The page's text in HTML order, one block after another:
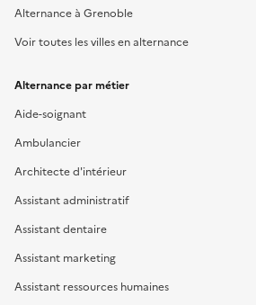
Alternance à Grenoble
Voir toutes les villes en alternance
Alternance par métier
Aide-soignant
Ambulancier
Architecte d'intérieur
Assistant administratif
Assistant dentaire
Assistant marketing
Assistant ressources humaines